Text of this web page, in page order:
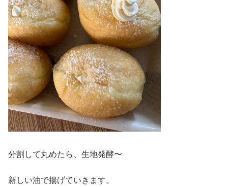
分割して丸めたら、生地発酵〜
新しい油で揚げていきます。